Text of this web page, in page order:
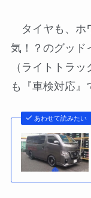
タイヤも、ホ
気！？のグッド
（ライトトラ
も『車検対応』
あわせて読みたい